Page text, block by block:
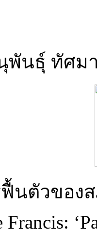
พันธุ์ ทัศม
ฟื้นตัวขอ